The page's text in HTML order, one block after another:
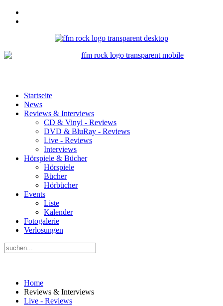
Startseite
News
Reviews & Interviews
CD & Vinyl - Reviews
DVD & BluRay - Reviews
Live - Reviews
Interviews
Hörspiele & Bücher
Hörspiele
Bücher
Hörbücher
Events
Liste
Kalender
Fotogalerie
Verlosungen
Home
Reviews & Interviews
Live - Reviews